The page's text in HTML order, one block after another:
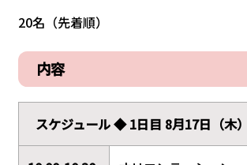
20名（先着順）
内容
スケジュール ◆ 1日目 8月17日（木）